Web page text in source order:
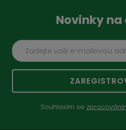
Novinky
Souhlasím se